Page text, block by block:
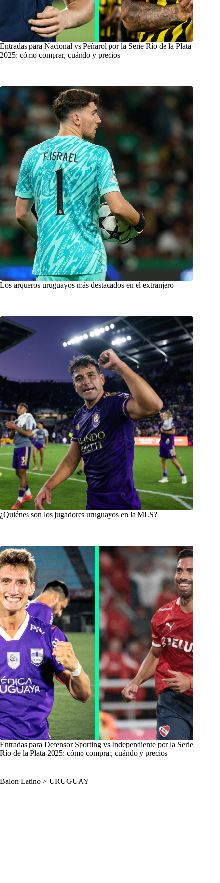
Entradas para Nacional vs Peñarol por la Serie Río de la Plata
2025: cómo comprar, cuándo y precios
Los arqueros uruguayos más destacados en el extranjero
¿Quiénes son los jugadores uruguayos en la MLS?
Entradas para Defensor Sporting vs Independiente por la Serie
Río de la Plata 2025: cómo comprar, cuándo y precios
Balon Latino > URUGUAY